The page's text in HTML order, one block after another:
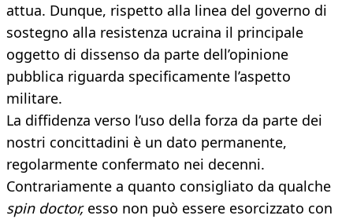
attua. Dunque, rispetto alla linea del governo di
sostegno alla resistenza ucraina il principale
oggetto di dissenso da parte dell’opinione
pubblica riguarda specificamente l’aspetto
militare.
La diffidenza verso l’uso della forza da parte dei
nostri concittadini è un dato permanente,
regolarmente confermato nei decenni.
Contrariamente a quanto consigliato da qualche
spin doctor,esso non può essere esorcizzato con